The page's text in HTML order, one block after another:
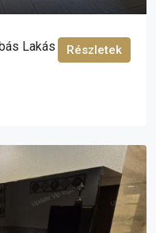
Lakás Eladó!Részletek